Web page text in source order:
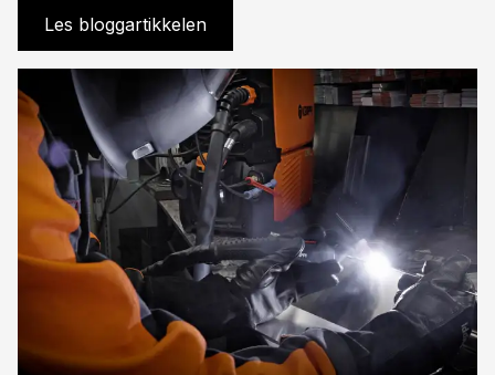
Les bloggartikkelen